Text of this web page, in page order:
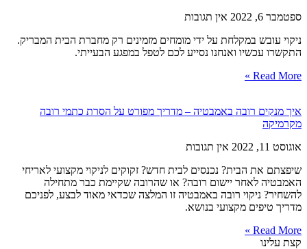
ספטמבר 6, 2022
אין תגובות
ניקוי עובש במקלחת על ידי מומחים מזמינים רק מחברת הבית המבריק.
התקשרו עכשיו ואנחנו נסייע לכם לטפל במפגע הבעייתי.
Read More »
איך מנקים רובה באמבטיה – מדריך מפורט על הסרת כתמי רובה
מקרמיקה
אוגוסט 11, 2022
אין תגובות
שיפצתם את הבית? נכנסים לבית חדש? זקוקים לניקוי מקצועי לאריחי
האמבטיה לאחר יישום רובה? או שהרובה שקיימת כבר מתחילה
להשחיר? ניקוי רובה באמבטיה זו המלצה שכדאי מאוד לבצע, לפניכם
מדריך טיפים מקצועי בנושא.
Read More »
קצת עלינו